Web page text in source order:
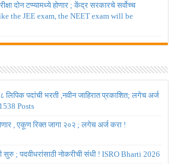
दोन टप्प्यामध्ये होणार ; केंद्र सरकारचे सर्वोच्च
Like the JEE exam, the NEET exam will be
पदांची भरती ,नवीन जाहिरात प्रकाशित; लगेच अर्ज
Posts
, एकूण रिक्त जागा २०२ ; लगेच अर्ज करा !
सुरु ; पदवीधरांसाठी नोकरीची संधी ! ISRO Bharti 2026